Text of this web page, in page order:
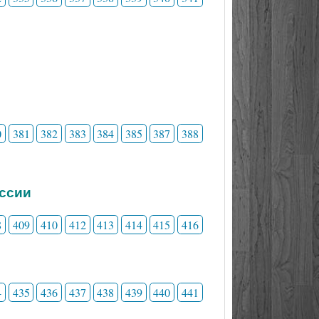
381 382 383 384 385 387 388
409 410 412 413 414 415 416
435 436 437 438 439 440 441